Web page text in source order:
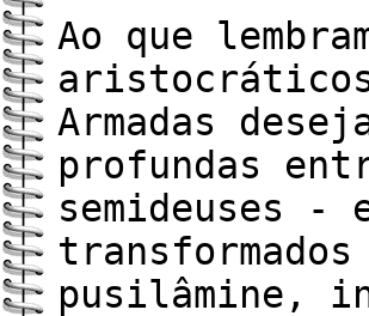
Ao que
aristocráticos
Armadas
profundas
semideuses
transformados
pusilâmine,